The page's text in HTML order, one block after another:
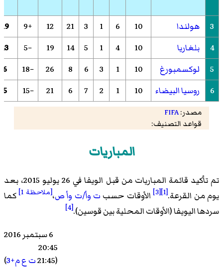
3 هولندا 10
6
1
3
21
12
+9
19
4
بلغاريا 10
4
1
5
14
19
−5
13
5
لوكسمبورغ 10
1
3
6
8
26
−18
6
6
روسيا البيضاء 10
1
2
7
6
21
−15
5
مصدر:FIFA
قواعد التصنيف:
المباريات
تم تأكيد قائمة المباريات من قبل الويفا في 26 يوليو 2015، بعد
يوم من القرعة.[1]
[3] الأوقات حسب ت وأ/ت وأ ص،[ملاحظة 1]
كما
سردها اليويفا (الأوقات المحلية بين قوسين).[4]
6 سبتمبر 2016
20:45
(21:45
ت ع م+3 )